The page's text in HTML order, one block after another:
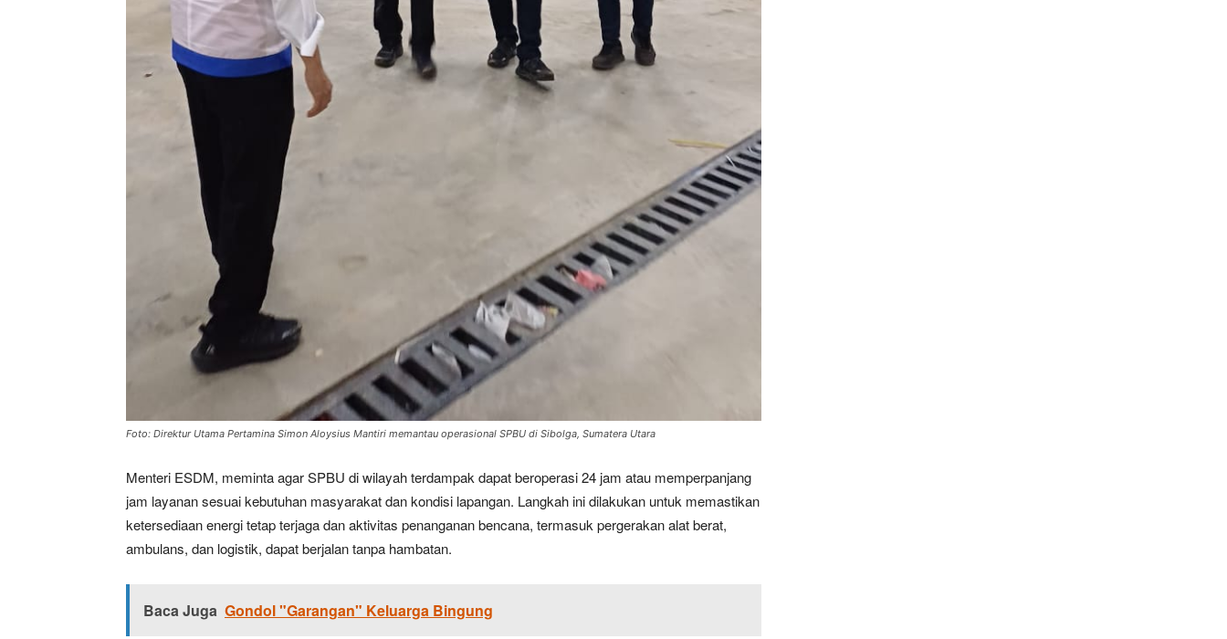
Foto: Direktur Utama Pertamina Simon Aloysius Mantiri memantau operasional SPBU di Sibolga, Sumatera Utara
Menteri ESDM, meminta agar SPBU di wilayah terdampak dapat beroperasi 24 jam atau memperpanjang
jam layanan sesuai kebutuhan masyarakat dan kondisi lapangan. Langkah ini dilakukan untuk memastikan
ketersediaan energi tetap terjaga dan aktivitas penanganan bencana, termasuk pergerakan alat berat,
ambulans, dan logistik, dapat berjalan tanpa hambatan.
Baca Juga Gondol "Garangan" Keluarga Bingung